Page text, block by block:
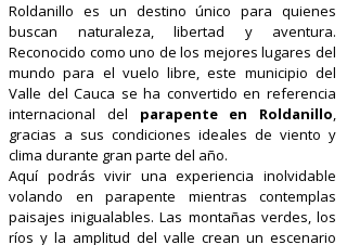
Roldanillo es un destino único para quienes
buscan naturaleza, libertad y aventura.
Reconocido como uno de los mejores lugares del
mundo para el vuelo libre, este municipio del
Valle del Cauca se ha convertido en referencia
internacional del parapente en Roldanillo,
gracias a sus condiciones ideales de viento y
clima durante gran parte del año.
Aquí podrás vivir una experiencia inolvidable
volando en parapente mientras contemplas
paisajes inigualables. Las montañas verdes, los
ríos y la amplitud del valle crean un escenario